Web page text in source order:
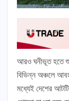
আরও ঘনীভূত হতে
বিভিন্ন অঞ্চলে
মধ্যেই দেশের